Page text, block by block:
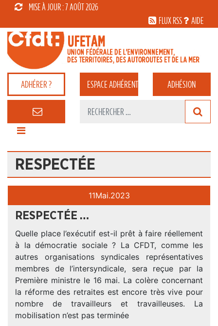
MISE À JOUR : 7 AOÛT 2026
FLUX RSS
AIDE
ADHÉRER ? ESPACEADHÉRENT ADHÉSION
RESPECTÉE
11Mai.2023
RESPECTÉE …
Quelle place l’exécutif est-il prêt à faire réellement
à la démocratie sociale ? La CFDT, comme les
autres organisations syndicales représentatives
membres de l’intersyndicale, sera reçue par la
Première ministre le 16 mai. La colère concernant
la réforme des retraites est encore très vive pour
nombre de travailleurs et travailleuses. La
mobilisation n’est pas terminée